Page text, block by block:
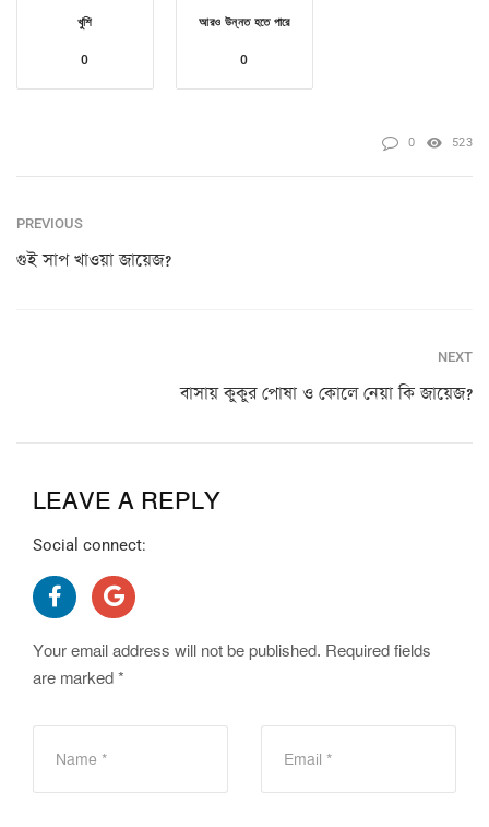
খুশি
0
আরও উন্নত হতে পারে
0
0 523
PREVIOUS
গুই সাপ খাওয়া জায়েজ?
NEXT
বাসায় কুকুর পোষা ও কোলে নেয়া কি জায়েজ?
LEAVE A REPLY
Social connect:
Your email address will not be published. Required fields
are marked *